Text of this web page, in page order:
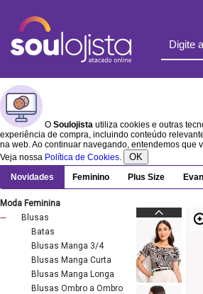
O Soulojista utiliza cookies e outras
experiência de compra, incluindo conteúdo
na web. Ao continuar navegando, entendemos que
Veja nossa Política de Cookies. OK
Novidades Feminino Plus Size
Moda Feminina
Blusas
Batas
Blusas Manga 3/4
Blusas Manga Curta
Blusas Manga Longa
Blusas Ombro a Ombro